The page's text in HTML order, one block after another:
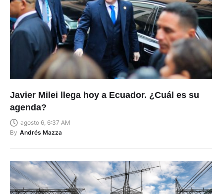
Javier Milei llega hoy a Ecuador. ¿Cuál es su
agenda?
agosto 6, 6:37 AM
By Andrés Mazza